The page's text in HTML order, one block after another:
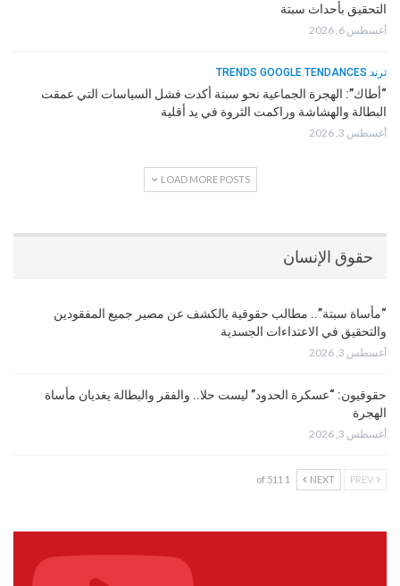
التحقيق بأحداث سبتة
أغسطس 6, 2026
ترند TRENDS GOOGLE TENDANCES
“أطاك”: الهجرة الجماعية نحو سبتة أكدت فشل السياسات التي عمقت
البطالة والهشاشة وراكمت الثروة في يد أقلية
أغسطس 3, 2026
LOAD MORE POSTS
حقوق الإنسان
“مأساة سبتة”.. مطالب حقوقية بالكشف عن مصير جميع المفقودين
والتحقيق في الاعتداءات الجسدية
أغسطس 3, 2026
حقوقيون: “عسكرة الحدود” ليست حلا.. والفقر والبطالة يغديان مأساة
الهجرة
أغسطس 3, 2026
NEXT
1 of 511